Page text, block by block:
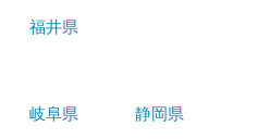
福井県
岐阜県
静岡県